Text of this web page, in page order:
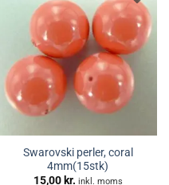
Swarovski perler, coral
4mm(15stk)
15,00 kr. inkl. moms